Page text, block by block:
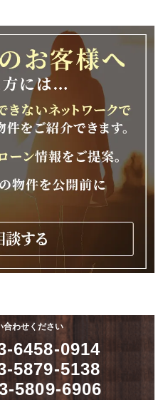
次対応させて頂きま
が、何卒ご理解の程
。
合わせください
6458-0914
5879-5138
5809-6906